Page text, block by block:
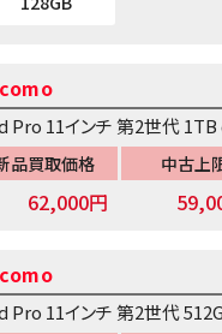
Pro 11インチ 第2世代
品買取価格
62,000円
中古上
Pro 11インチ 第2世代